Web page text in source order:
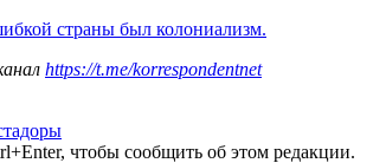
страны был колониализм.
https://t.me/korrespondentnet
чтобы сообщить об этом редакции.